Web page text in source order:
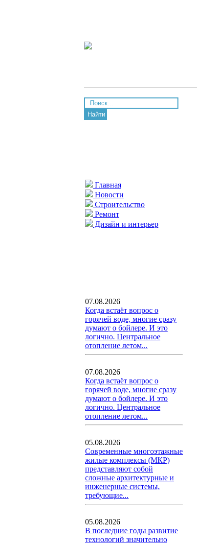
Найти
Главная
Новости
Строительство
Ремонт
Дизайн и интерьер
07.08.2026
Когда встаёт вопрос о
горячей воде, многие сразу
думают о бойлере. И это
логично. Центральное
отопление летом...
07.08.2026
Когда встаёт вопрос о
горячей воде, многие сразу
думают о бойлере. И это
логично. Центральное
отопление летом...
05.08.2026
Современные многоэтажные
жилые комплексы (МКР)
представляют собой
сложные архитектурные и
инженерные системы,
требующие...
05.08.2026
В последние годы развитие
технологий значительно